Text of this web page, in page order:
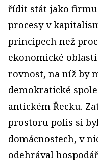
řídit stát jako
procesy v
principech než
ekonomické
rovnost, na níž by
demokratické
antickém Řecku.
prostoru polis si
domácnostech, v
odehrával